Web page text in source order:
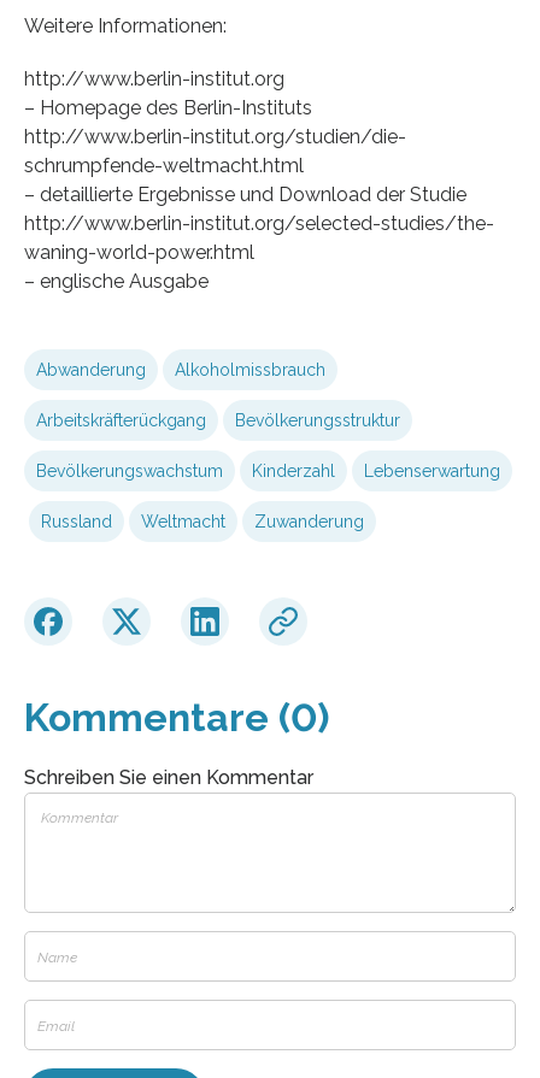
Weitere Informationen:
http://www.berlin-institut.org
– Homepage des Berlin-Instituts
http://www.berlin-institut.org/studien/die-
schrumpfende-weltmacht.html
– detaillierte Ergebnisse und Download der Studie
http://www.berlin-institut.org/selected-studies/the-
waning-world-power.html
– englische Ausgabe
Abwanderung Alkoholmissbrauch
Arbeitskräfterückgang Bevölkerungsstruktur
Bevölkerungswachstum Kinderzahl Lebenserwartung
Russland Weltmacht Zuwanderung
Kommentare (0)
Schreiben Sie einen Kommentar